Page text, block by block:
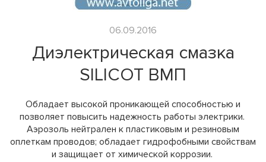
06.09.2016
Диэлектрическая смазка
SILICOT ВМП
Обладает высокой проникающей способностью и
позволяет повысить надежность работы электрики.
Аэрозоль нейтрален к пластиковым и резиновым
оплеткам проводов; обладает гидрофобными свойствам
и защищает от химической коррозии.